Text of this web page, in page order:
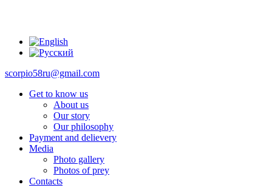
scorpio58ru@gmail.com
Get to know us
About us
Our story
Our philosophy
Payment and delievery
Media
Photo gallery
Photos of prey
Contacts